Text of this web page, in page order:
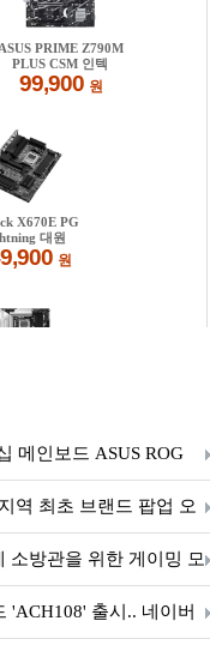
메인보드 ASUS ROG
정
역 최초 브랜드 팝업 오
소방관을 위한 게이밍 모
'ACH108' 출시.. 네이버